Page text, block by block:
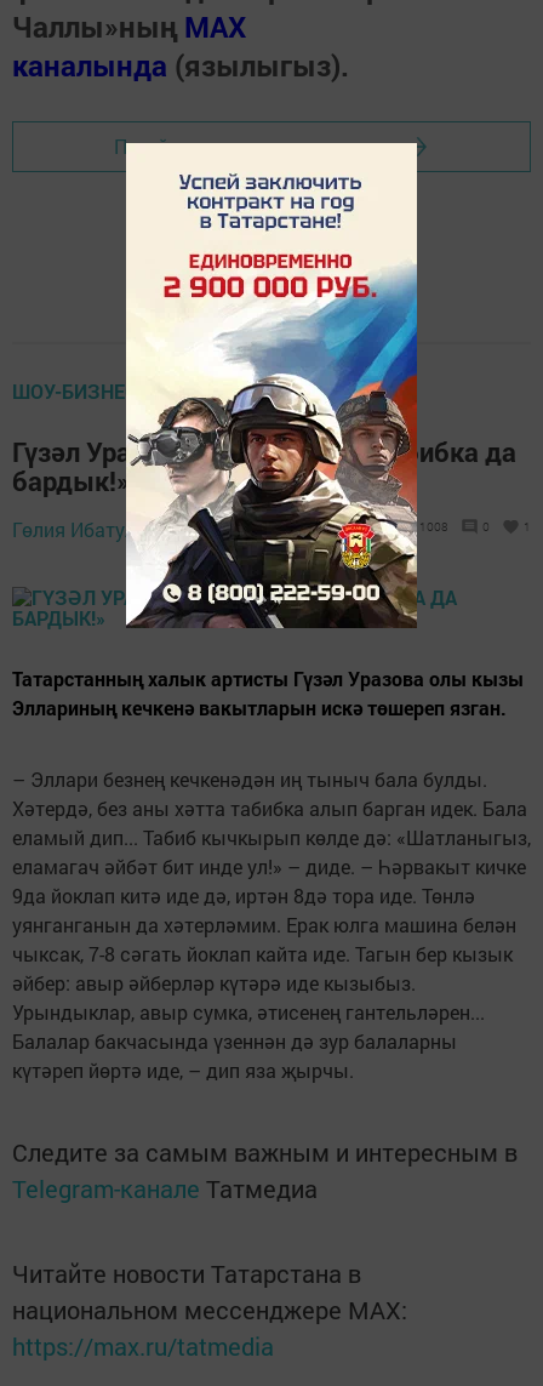
Чаллы»ның MAX
каналында (язылыгыз).
Перейти на страницу новости
ШОУ-БИЗНЕС
Гүзәл Уразова: «Еламый дип табибка да
бардык!»
Гөлия Ибатуллина, 1 октябрь 2022 -
10:10
1008 0 1
Татарстанның халык артисты Гүзәл Уразова олы кызы
Эллариның кечкенә вакытларын искә төшереп язган.
– Эллари безнең кечкенәдән иң тыныч бала булды.
Хәтердә, без аны хәтта табибка алып барган идек. Бала
еламый дип... Табиб кычкырып көлде дә: «Шатланыгыз,
еламагач әйбәт бит инде ул!» – диде. – Һәрвакыт кичке
9да йоклап китә иде дә, иртән 8дә тора иде. Төнлә
уянганганын да хәтерләмим. Ерак юлга машина белән
чыксак, 7-8 сәгать йоклап кайта иде. Тагын бер кызык
әйбер: авыр әйберләр күтәрә иде кызыбыз.
Урындыклар, авыр сумка, әтисенең гантельләрен...
Балалар бакчасында үзеннән дә зур балаларны
күтәреп йөртә иде, – дип яза җырчы.
Следите за самым важным и интересным в
Telegram-канале Татмедиа
Читайте новости Татарстана в
национальном мессенджере MАХ:
https://max.ru/tatmedia